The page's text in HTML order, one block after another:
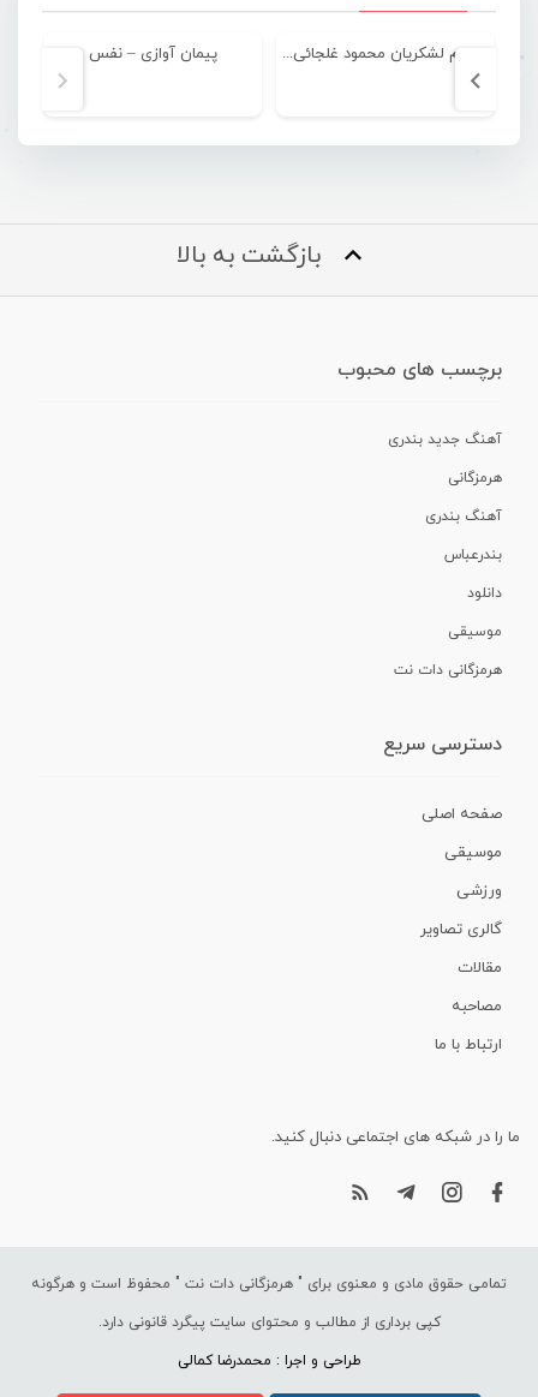
هجوم لشکریان محمود غلجائی به بندرعباس پیمان آوازی – نفس
بازگشت به بالا
برچسب های محبوب
آهنگ جدید بندری
هرمزگانی
آهنگ بندری
بندرعباس
دانلود
موسیقی
هرمزگانی دات نت
دسترسی سریع
صفحه اصلی
موسیقی
ورزشی
گالری تصاویر
مقالات
مصاحبه
ارتباط با ما
ما را در شبکه های اجتماعی دنبال کنید.
تمامی حقوق مادی و معنوی برای " هرمزگانی دات نت " محفوظ است و هرگونه
کپی برداری از مطالب و محتوای سایت پیگرد قانونی دارد.
طراحی و اجرا : محمدرضا کمالی